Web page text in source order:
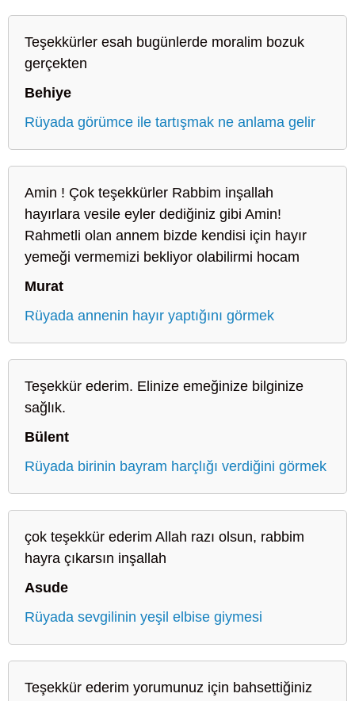
Teşekkürler esah bugünlerde moralim bozuk
gerçekten
Behiye
Rüyada görümce ile tartışmak ne anlama gelir
Amin ! Çok teşekkürler Rabbim inşallah
hayırlara vesile eyler dediğiniz gibi Amin!
Rahmetli olan annem bizde kendisi için hayır
yemeği vermemizi bekliyor olabilirmi hocam
Murat
Rüyada annenin hayır yaptığını görmek
Teşekkür ederim. Elinize emeğinize bilginize
sağlık.
Bülent
Rüyada birinin bayram harçlığı verdiğini görmek
çok teşekkür ederim Allah razı olsun, rabbim
hayra çıkarsın inşallah
Asude
Rüyada sevgilinin yeşil elbise giymesi
Teşekkür ederim yorumunuz için bahsettiğiniz